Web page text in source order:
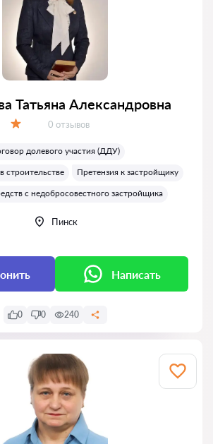
Татьяна Александровна
Отзывов:
0 отзывов
долевого участия (ДДУ)
строительстве
Претензия к застройщику
с недобросовестного застройщика
Пинск
Написать
0 0 240